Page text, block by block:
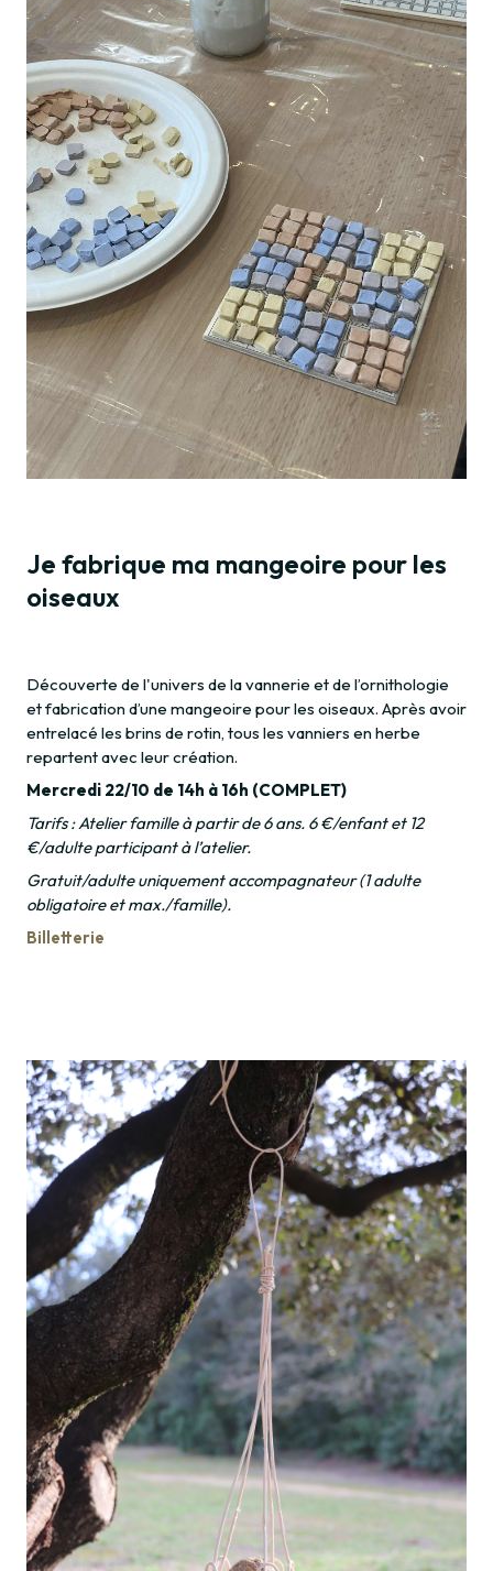
Je fabrique ma mangeoire pour les
oiseaux
Découverte de l'univers de la vannerie et de l’ornithologie
et fabrication d’une mangeoire pour les oiseaux. Après avoir
entrelacé les brins de rotin, tous les vanniers en herbe
repartent avec leur création.
Mercredi 22/10 de 14h à 16h (COMPLET)
Tarifs : Atelier famille à partir de 6 ans. 6 €/enfant et 12
€/adulte participant à l’atelier.
Gratuit/adulte uniquement accompagnateur (1 adulte
obligatoire et max./famille).
Billetterie